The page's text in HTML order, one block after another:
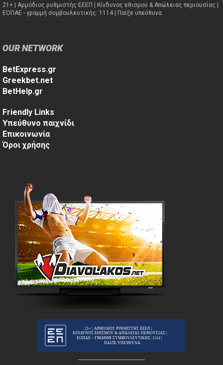
21+ | Αρμόδιος ρυθμιστής ΕΕΕΠ | Κίνδυνος εθισμού & Απώλειας περιουσίας |
ΕΟΠΑΕ - γραμμή συμβουλευτικής: 1114 | Παίξε υπεύθυνα.
OUR NETWORK
BetExpress.gr
Greekbet.net
BetHelp.gr
Friendly Links
Υπεύθυνο παιχνίδι
Επικοινωνία
Όροι χρήσης